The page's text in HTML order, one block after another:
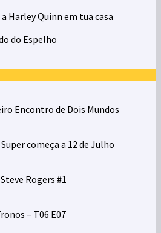
Harley Quinn em tua casa
do Espelho
Encontro de Dois Mundos
começa a 12 de Julho
Rogers #1
– T06 E07